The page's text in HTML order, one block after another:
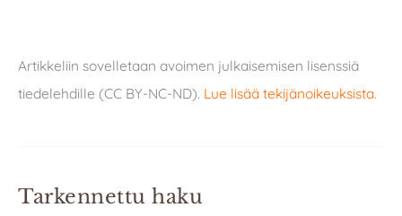
Artikkeliin sovelletaan avoimen julkaisemisen lisenssiä
tiedelehdille (CC BY-NC-ND). Lue lisää tekijänoikeuksista.
Tarkennettu haku